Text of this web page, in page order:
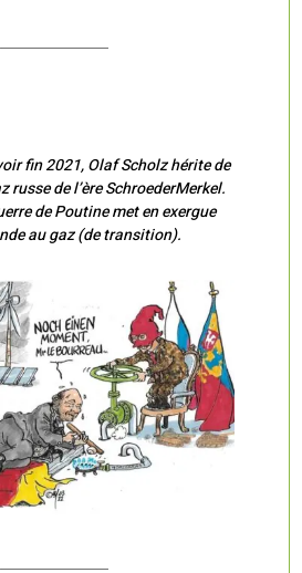
fin 2021, Olaf Scholz hérite de
de l’ère SchroederMerkel.
de Poutine met en exergue
au gaz (de transition).